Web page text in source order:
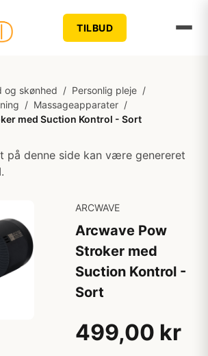
TILBUD
og skønhed / Personlig pleje /
/ Massageapparater /
med Suction Kontrol - Sort
på denne side kan være genereret
ARCWAVE
Arcwave Pow
Stroker med
Suction Kontrol -
Sort
499,00 kr